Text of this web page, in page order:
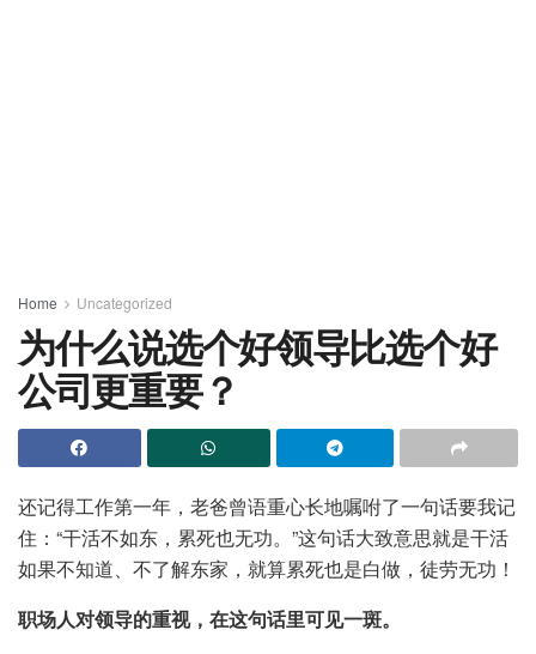
Home Uncategorized
为什么说选个好领导比选个好
公司更重要？
还记得工作第一年，老爸曾语重心长地嘱咐了一句话要我记
住：“干活不如东，累死也无功。”这句话大致意思就是干活
如果不知道、不了解东家，就算累死也是白做，徒劳无功！
职场人对领导的重视，在这句话里可见一斑。